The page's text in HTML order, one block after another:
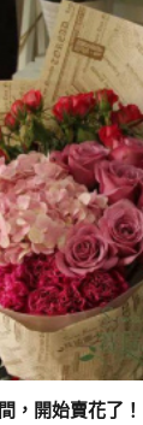
，開始賣花了！